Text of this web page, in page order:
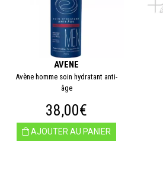
AVENE
Avène homme soin hydratant anti-
âge
38,00€
AJOUTER AU PANIER